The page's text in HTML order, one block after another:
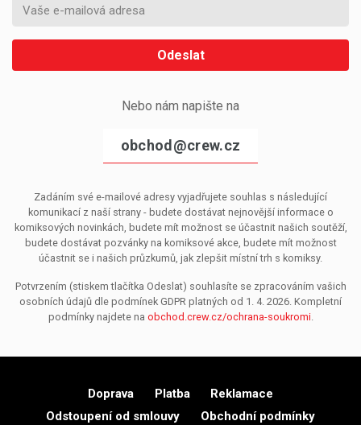
Odeslat
Nebo nám napište na
obchod@crew.cz
Zadáním své e-mailové adresy vyjadřujete souhlas s následující
komunikací z naší strany - budete dostávat nejnovější informace o
komiksových novinkách, budete mít možnost se účastnit našich soutěží,
budete dostávat pozvánky na komiksové akce, budete mít možnost
účastnit se i našich průzkumů, jak zlepšit místní trh s komiksy.
Potvrzením (stiskem tlačítka Odeslat) souhlasíte se zpracováním vašich
osobních údajů dle podmínek GDPR platných od 1. 4. 2026. Kompletní
podmínky najdete na obchod.crew.cz/ochrana-soukromi.
Doprava Platba
Reklamace
Odstoupení od smlouvy
Obchodní podmínky